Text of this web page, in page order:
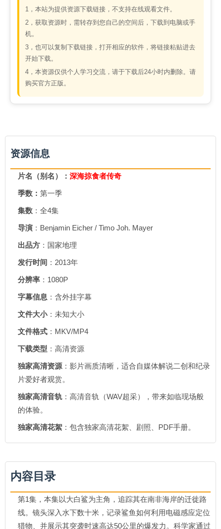
1，本站为提供资源下载链接，不支持在线观看文件。
2，获取资源时，需转存到您自己的空间后，下载到电脑或手
机。
3，也可以复制下载链接，打开相应的软件，将链接粘贴进去
开始下载。
4，本资源仅供个人学习交流，请于下载后24小时内删除。请
购买官方正版。
资源信息
片名（别名）： 深海掠食者传奇
季数： 第一季
集数 ：全4集
导演 ：Benjamin Eicher / Timo Joh. Mayer
出品方 ：国家地理
发行时间 ：2013年
分辨率 ：1080P
字幕信息 ：含外挂字幕
文件大小：未知大小
文件格式 ：MKV/MP4
下载类型 ：高清资源
独家高清资源 ：影片画质清晰，适合自媒体解说二创和纪录
片爱好者观赏。
独家高清音轨 ：高清音轨（WAV超采），带来如临现场般
的体验。
独家高清花絮 ：包含独家高清花絮、剧照、PDF手册。
内容目录
第1集，本集以大白鲨为主角，追踪其在南非海岸的迁徙路
线。镜头深入水下数十米，记录鲨鱼如何利用电磁感应定位
猎物、并展示其突袭时速高达50公里的爆发力。科学家通过